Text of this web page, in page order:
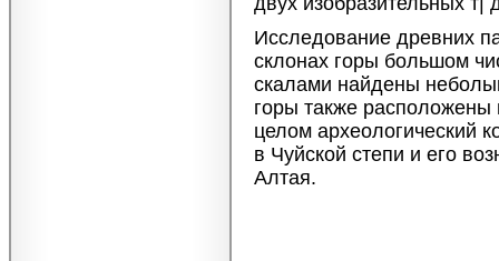
Исследование древних
склонах горы большом
скалами найдены
горы также
целом археологический
в Чуйской степи и его
Алтая.